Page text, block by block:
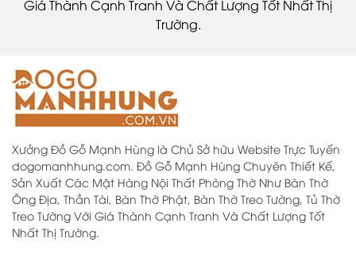
Giá Thành Cạnh Tranh Và Chất Lượng Tốt Nhất Thị
Trường.
Xưởng Đồ Gỗ Mạnh Hùng là Chủ Sở hữu Website Trực Tuyến
dogomanhhung.com. Đồ Gỗ Mạnh Hùng Chuyên Thiết Kế,
Sản Xuất Các Mặt Hàng Nội Thất Phòng Thờ Như Bàn Thờ
Ông Địa, Thần Tài, Bàn Thờ Phật, Bàn Thờ Treo Tường, Tủ Thờ
Treo Tường Với Giá Thành Cạnh Tranh Và Chất Lượng Tốt
Nhất Thị Trường.